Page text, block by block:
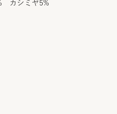
カシミヤ5%